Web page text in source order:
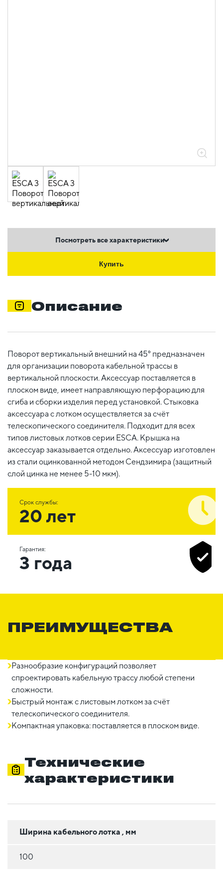
Посмотреть все характеристики
Купить
Описание
Поворот вертикальный внешний на 45° предназначен
для организации поворота кабельной трассы в
вертикальной плоскости. Аксессуар поставляется в
плоском виде, имеет направляющую перфорацию для
сгиба и сборки изделия перед установкой. Стыковка
аксессуара с лотком осуществляется за счёт
телескопического соединителя. Подходит для всех
типов листовых лотков серии ESCA. Крышка на
аксессуар заказывается отдельно. Аксессуар изготовлен
из стали оцинкованной методом Сендзимира (защитный
слой цинка не менее 5-10 мкм).
Срок службы:
20 лет
Гарантия:
3 года
ПРЕИМУЩЕСТВА
Разнообразие конфигураций позволяет
спроектировать кабельную трассу любой степени
сложности.
Быстрый монтаж с листовым лотком за счёт
телескопического соединителя.
Компактная упаковка: поставляется в плоском виде.
Технические
характеристики
Ширина кабельного лотка , мм
100